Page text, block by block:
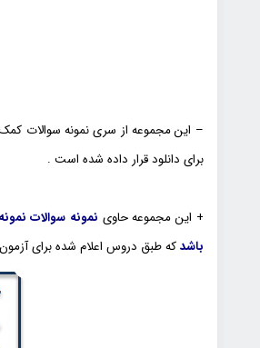
– این مجموعه از سری نمونه سوالات
برای دانلود قرار داده شده است .
+ این مجموعه حاوی نمونه سوالات
باشدکه طبق دروس اعلام شده برای